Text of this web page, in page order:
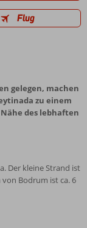
Flug
gelegen, machen
zu einem
des lebhaften
Der kleine Strand ist
Bodrum ist ca. 6